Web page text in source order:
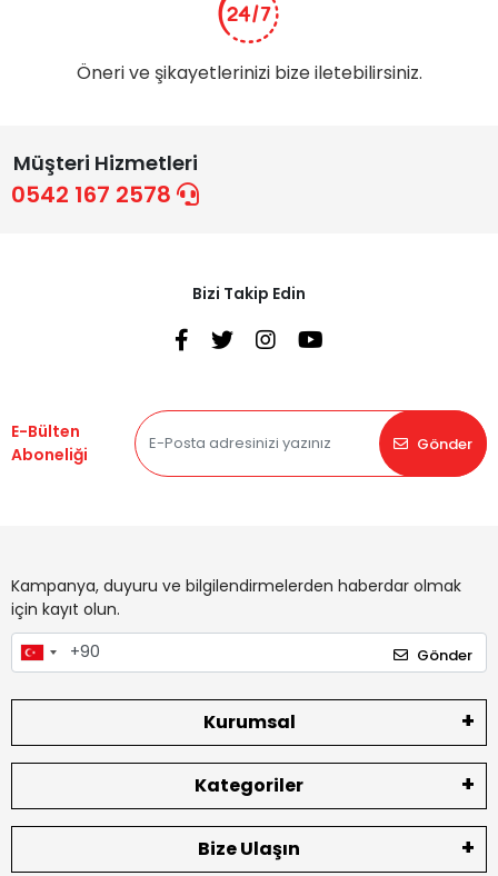
Öneri ve şikayetlerinizi bize iletebilirsiniz.
Müşteri Hizmetleri
0542 167 2578
Bizi Takip Edin
E-Bülten
Aboneliği
Gönder
Kampanya, duyuru ve bilgilendirmelerden haberdar olmak
için kayıt olun.
Gönder
Kurumsal
Kategoriler
Bize Ulaşın